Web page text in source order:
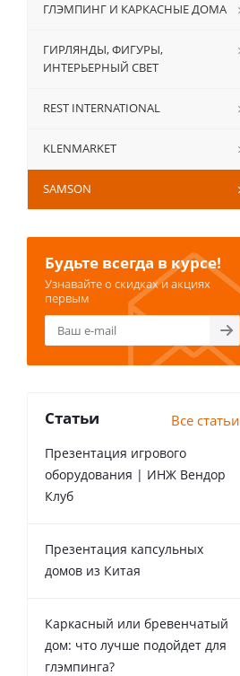
ГЛЭМПИНГ И КАРКАСНЫЕ ДОМА
ГИРЛЯНДЫ, ФИГУРЫ,
ИНТЕРЬЕРНЫЙ СВЕТ
REST INTERNATIONAL
KLENMARKET
SAMSON
Будьте всегда в курсе!
Узнавайте о скидках и акциях
первым
Статьи Все статьи
Презентация игрового
оборудования | ИНЖ Вендор
Клуб
Презентация капсульных
домов из Китая
Каркасный или бревенчатый
дом: что лучше подойдет для
глэмпинга?